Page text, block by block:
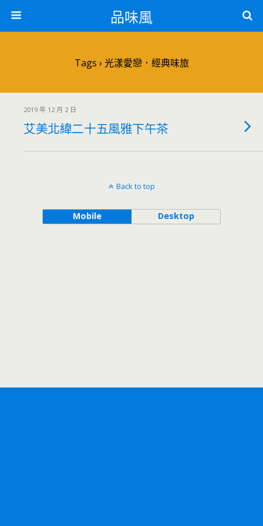
品味風
Tags › 光漾愛戀．經典味旅
2019 年 12 月 2 日
艾美北緯二十五風雅下午茶
Back to top
Mobile Desktop